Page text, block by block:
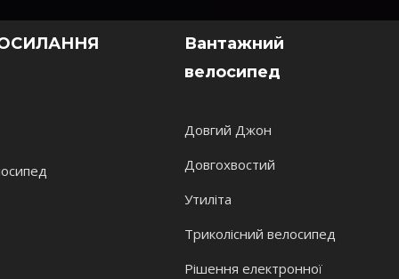
Вантажний
велосипед
Довгий Джон
Довгохвостий
Утиліта
Триколісний велосипед
Рішення електронної